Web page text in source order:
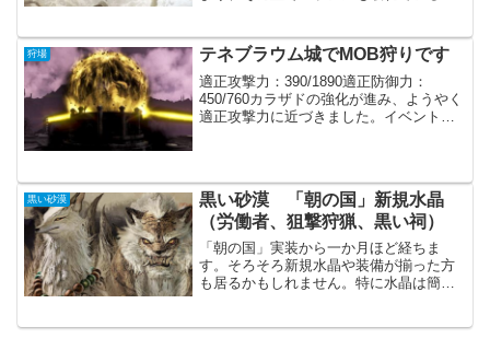
新規ウルキタ地域までの準備期間になり
そうです。各種アップデー...
狩場 テネブラウム城でMOB狩りです
適正攻撃力：390/1890適正防御力：
450/760カラザドの強化が進み、ようやく
適正攻撃力に近づきました。イベントの
じです。MO...
黒い砂漠
黒い砂漠 「朝の国」新規水晶
（労働者、狙撃狩猟、黒い祠）
「朝の国」実装から一か月ほど経ちま
す。そろそろ新規水晶や装備が揃った方
も居るかもしれません。特に水晶は簡単